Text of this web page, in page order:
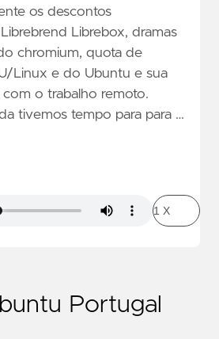
os descontos
Librebox, dramas
chromium, quota de
Linux e do Ubuntu e sua
com o trabalho remoto.
tivemos tempo para para …
Portugal